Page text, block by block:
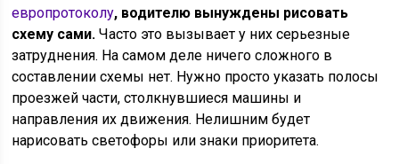
европротоколу, водителю вынуждены рисовать
схему сами. Часто это вызывает у них серьезные
затруднения. На самом деле ничего сложного в
составлении схемы нет. Нужно просто указать полосы
проезжей части, столкнувшиеся машины и
направления их движения. Нелишним будет
нарисовать светофоры или знаки приоритета.